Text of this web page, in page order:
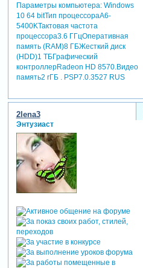
Параметры компьютера:Windows
10 64 bitТип процессораA6-
5400KТактовая частота
процессора3.6 ГГцОперативная
память (RAM)8 ГБЖесткий диск
(HDD)1 ТБГрафический
контроллерRadeon HD 8570.Видео
память2 rГБ . PSP7.0.3527 RUS
2lena3
Энтузиаст